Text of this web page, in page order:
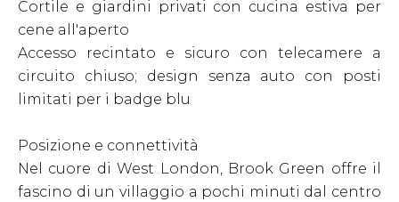
Cortile e giardini privati con cucina estiva per
cene all'aperto
Accesso recintato e sicuro con telecamere a
circuito chiuso; design senza auto con posti
limitati per i badge blu
Posizione e connettività
Nel cuore di West London, Brook Green offre il
fascino di un villaggio a pochi minuti dal centro